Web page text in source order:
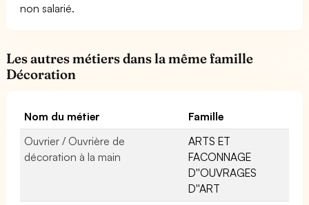
non salarié.
Les autres métiers dans la même famille
Décoration
Nom du métier
Famille
Ouvrier / Ouvrière de
décoration à la main
ARTS ET
FACONNAGE
D''OUVRAGES
D''ART